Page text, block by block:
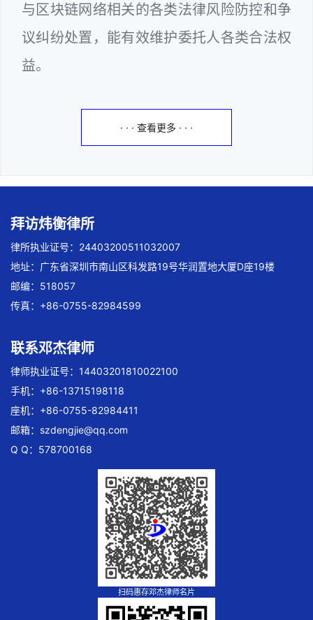
与区块链网络相关的各类法律风险防控和争
议纠纷处置，能有效维护委托人各类合法权
益。
· · · 查看更多 · · ·
拜访炜衡律所
律所执业证号：24403200511032007
地址：广东省深圳市南山区科发路19号华润置地大厦D座19楼
邮编：518057
传真：+86-0755-82984599
联系邓杰律师
律师执业证号：14403201810022100
手机：+86-13715198118
座机：+86-0755-82984411
邮箱： szdengjie@qq.com
Q Q：578700168
扫码惠存邓杰律师名片